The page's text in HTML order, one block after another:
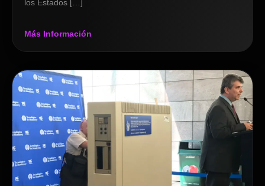
los Estados […]
Más Información